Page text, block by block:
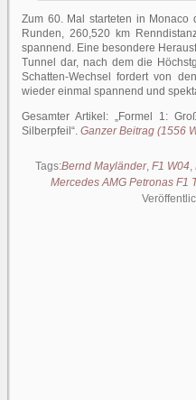
Zum 60. Mal starteten in Monaco
Runden, 260,520 km
spannend. Eine besondere
Tunnel dar, nach dem die
Schatten-Wechsel fordert von
wieder einmal spannend und
Gesamter Artikel:
Formel 1:
Silberpfeil
. Ganzer Beitrag (1556
Tags:Bernd Mayländer, F1 W04,
Mercedes AMG Petronas F1